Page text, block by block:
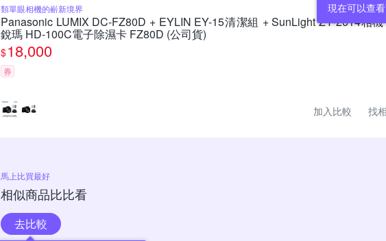
現在可以查
類單眼相機的嶄新境界
Panasonic LUMIX DC-FZ80D + EYLIN EY-15清潔組 + SunLight ZY-2614相
銳瑪 HD-100C電子除濕卡 FZ80D (公司貨)
$18,000
券
加入比較 找
馬上比買最好
相似商品比比看
去比較